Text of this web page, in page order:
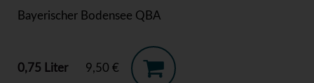
Bayerischer Bodensee QBA
0,75 Liter 9,50 €